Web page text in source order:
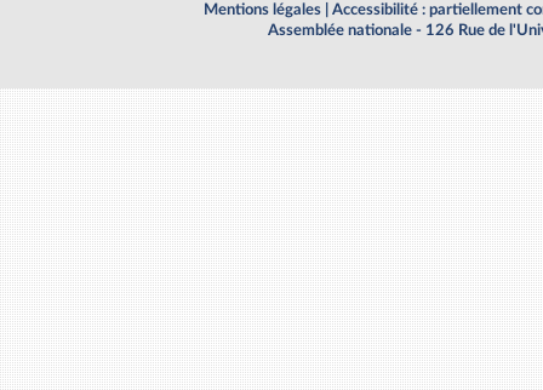
Mentions légales
Accessibilité : partiellement
Assemblée nationale - 126 Rue de